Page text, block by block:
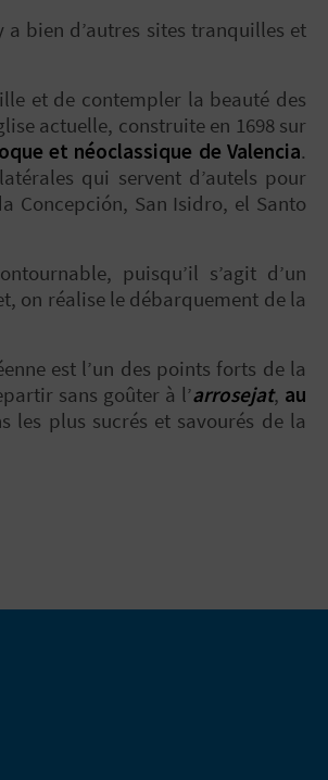
a bien d’autres sites tranquilles et
et de contempler la beauté des
actuelle, construite en 1698 sur
et néoclassique de Valencia.
qui servent d’autels pour
Concepción, San Isidro, el Santo
puisqu’il s’agit d’un
on réalise le débarquement de la
est l’un des points forts de la
sans goûter à l’arrosejat, au
les plus sucrés et savourés de la